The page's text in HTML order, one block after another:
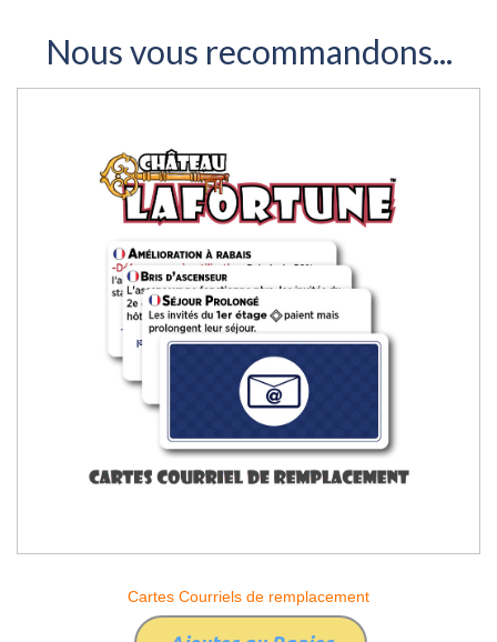
Nous vous recommandons...
Cartes Courriels de remplacement